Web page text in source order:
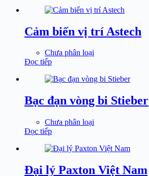
Cảm biến vị trí Astech
Chưa phân loại
Đọc tiếp
Bạc đạn vòng bi Stieber
Chưa phân loại
Đọc tiếp
Đại lý Paxton Việt Nam